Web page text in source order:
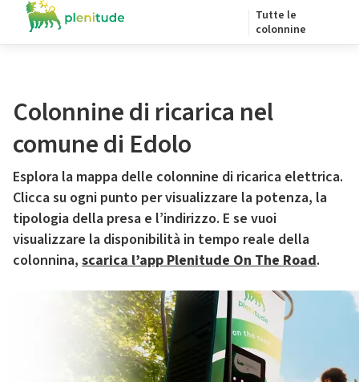
Tutte le
colonnine
Colonnine di ricarica nel
comune di Edolo
Esplora la mappa delle colonnine di ricarica elettrica.
Clicca su ogni punto per visualizzare la potenza, la
tipologia della presa e l’indirizzo. E se vuoi
visualizzare la disponibilità in tempo reale della
colonnina, scarica l’app Plenitude On The Road.